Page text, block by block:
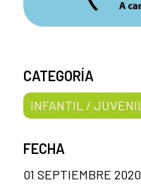
CATEGORÍA
INFANTIL / JUVENIL
FECHA
01 SEPTIEMBRE 2020